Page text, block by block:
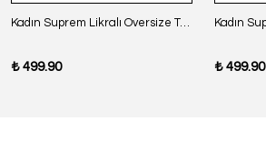
Kadın Suprem Likralı Oversize T-Shirt - SİYAH
₺ 499.90 ₺ 499.90